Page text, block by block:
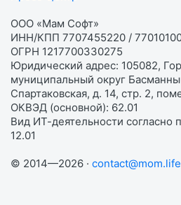
ООО «Мам Софт»
ИНН/КПП 7707455220 /
ОГРН 1217700330275
Юридический адрес: 105082,
муниципальный округ
Спартаковская, д. 14, стр. 2,
ОКВЭД (основной): 62.01
Вид ИТ-деятельности согласно
12.01
© 2014—2026 · contact@mom.life